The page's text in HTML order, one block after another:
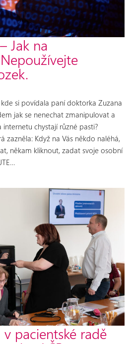
Jak na
kde si povídala paní doktorka Zuzana
jak se nenechat zmanipulovat a
internetu chystají různé pasti?
zazněla: Když na Vás někdo naléhá,
někam kliknout, zadat svoje osobní
pacientské radě